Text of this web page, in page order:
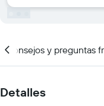
Consejos y preguntas
Detalles